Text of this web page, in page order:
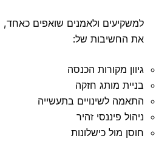
ולאמנים שואפים כאחד, סיפורו
של:
מקורות הכנסה
מותג חזקה
לשינויים בתעשייה
פיננסי זהיר
מול כישלונות